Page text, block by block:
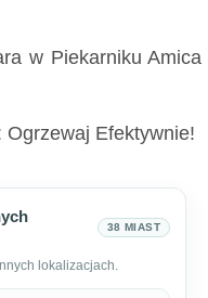
w Piekarniku Amica
Ogrzewaj Efektywnie!
38 MIAST
lokalizacjach.